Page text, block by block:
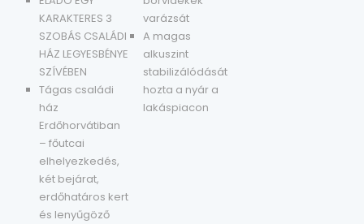
KARAKTERES 3
SZOBÁS CSALÁDI
HÁZ LEGYESBÉNYE
SZÍVÉBEN
Tágas családi
ház
Erdőhorvátiban
– főutcai
elhelyezkedés,
két bejárat,
erdőhatáros kert
és lenyűgöző
varázsát
A magas
alkuszint
stabilizálódását
hozta a nyár a
lakáspiacon